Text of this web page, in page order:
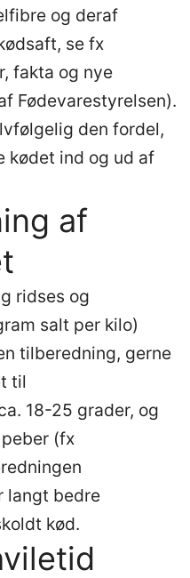
og deraf
se fx
fakta og nye
Fødevarestyrelsen).
den fordel,
kødet ind og ud af
af
ridses og
salt per kilo)
tilberedning, gerne
til
18-25 grader, og
(fx
langt bedre
kød.